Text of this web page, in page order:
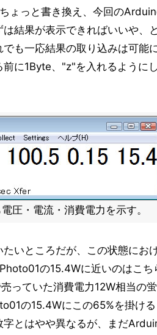
ょっと書き換え、今回の
結果が表示できればいいや、
でも一応結果の取り込みは可
に1Byte、"z"を入れるように
圧・電流・消費電力を示す。
いところだが、この状態にお
の15.4Wに近いのはこ
っていた消費電力12W相当の
の15.4Wにこの65%を掛け
とはやや異なるが、まだ